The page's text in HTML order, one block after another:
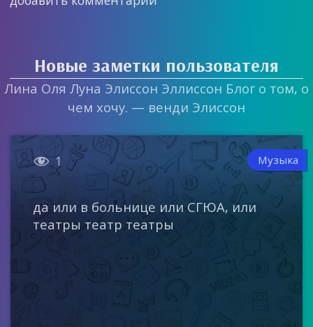
Новые заметки пользователя
Лина Оля Луна Элиссон Эллиссон Блог о том, о
чем хочу. — венди Элиссон
 1 Музыка
да или в больнице или СГЮА, или
театры театр театры